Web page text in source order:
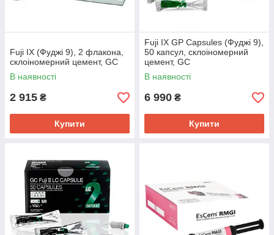
Fuji IX (Фуджі 9), 2 флакона,
склоіномерний цемент, GC
В наявності
2 915 ₴
Купити
Fuji IX GP Capsules (Фуджі 9),
50 капсул, склоіномерний
цемент, GC
В наявності
6 990 ₴
Купити